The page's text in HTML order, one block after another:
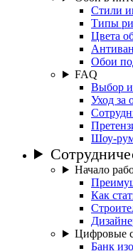
Стили
Типы
Цвета
Обои
FAQ
Выбор и
Уход за
Шоу-
Начало
Как
Цифровые
Банк